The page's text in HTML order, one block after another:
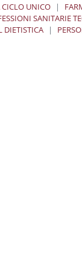
CICLO UNICO
SANITARIE
DIETISTICA